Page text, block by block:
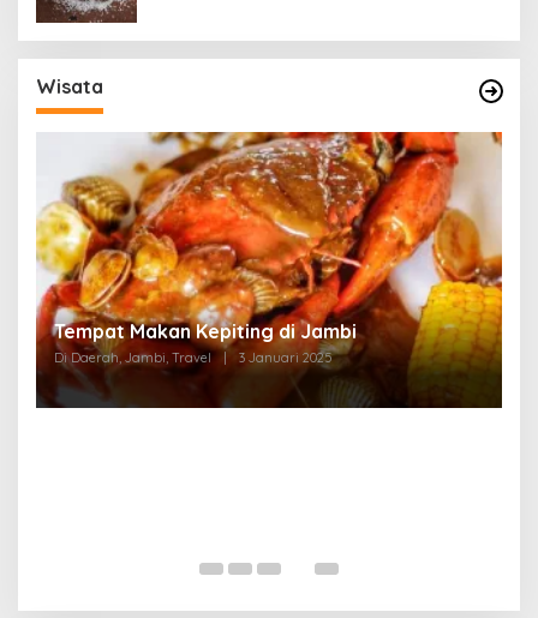
Wisata
Tempat Makan di Thehok Jambi
Di Daerah, Jambi, Travel 3 Januari 2025